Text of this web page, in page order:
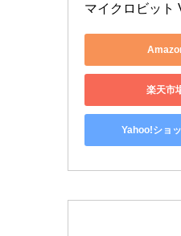
マイクロビット
楽天市
Yahoo!ショ